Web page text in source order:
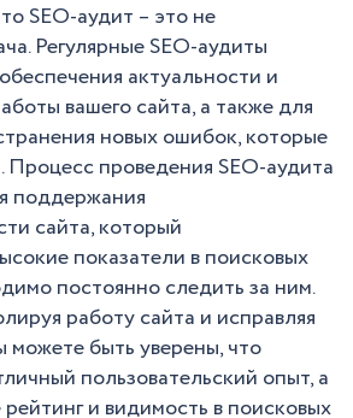
SEO-аудит – это не
Регулярные SEO-аудиты
актуальности и
вашего сайта, а также для
новых ошибок, которые
Процесс проведения SEO-аудита
поддержания
сайта, который
показатели в поисковых
постоянно следить за ним.
работу сайта и исправляя
быть уверены, что
пользовательский опыт, а
и видимость в поисковых